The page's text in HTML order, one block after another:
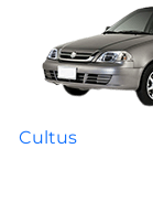
Cultus